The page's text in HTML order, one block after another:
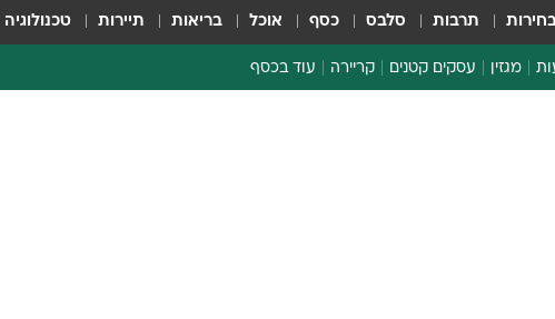
תרבות סלבס כסף אוכל בריאות תיירות טכנולוגיה
מגזין עסקים קטנים קריירה עוד בכסף